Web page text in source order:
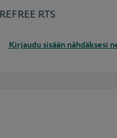
RTS
Kirjaudu sisään nähdäksesi